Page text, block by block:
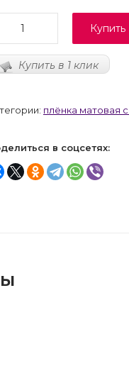
Купить
Купить в 1 клик
плёнка матовая
в соцсетях: